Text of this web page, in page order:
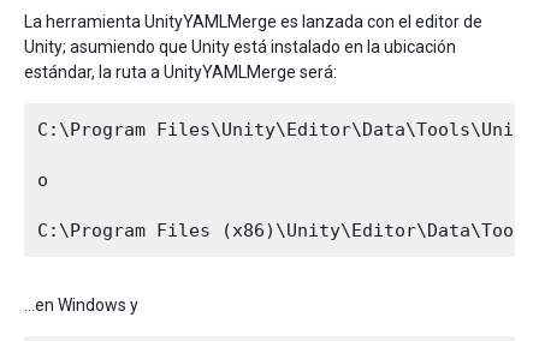
La herramienta UnityYAMLMerge es lanzada con el editor de
Unity; asumiendo que Unity está instalado en la ubicación
estándar, la ruta a UnityYAMLMerge será:
C:\Program
o
…en Windows y